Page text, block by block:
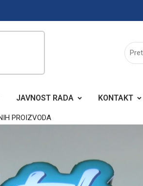
JAVNOST RADA KONTAKT
PROIZVODA